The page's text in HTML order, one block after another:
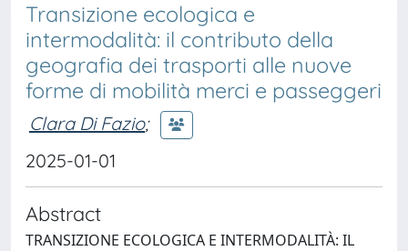
Transizione ecologica e
intermodalità: il contributo della
geografia dei trasporti alle nuove
forme di mobilità merci e passeggeri
Clara Di Fazio;
2025-01-01
Abstract
TRANSIZIONE ECOLOGICA E INTERMODALITÀ: IL